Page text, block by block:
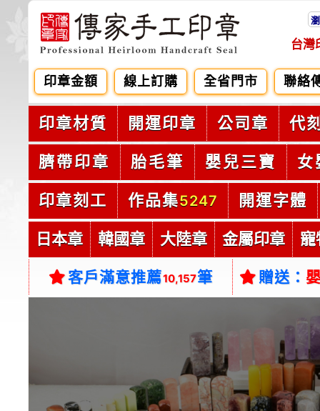
台灣
印章金額 線上訂購 全省門市 聯絡
印章材質 開運印章 公司章 代
臍帶印章 胎毛筆 嬰兒三寶 女
印章刻工 作品集5247 開運字體
日本章 韓國章 大陸章 金屬印章 寵
客戶滿意推薦10,157筆 贈送：